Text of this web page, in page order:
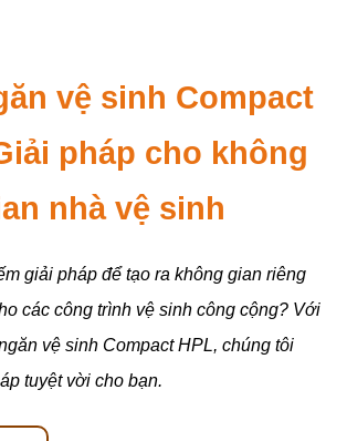
vệ sinh Compact
pháp cho không
nhà vệ sinh
giải pháp để tạo ra không gian riêng
các công trình vệ sinh công cộng? Với
vệ sinh Compact HPL, chúng tôi
tuyệt vời cho bạn.